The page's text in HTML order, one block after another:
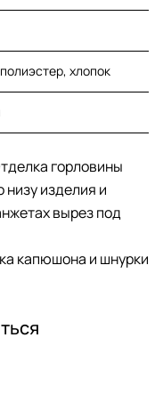
хлопок
горловины
низу изделия и
вырез под
капюшона и шнурки